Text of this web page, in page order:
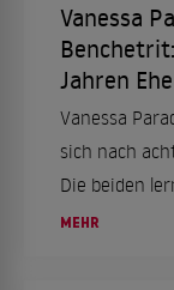
Vanessa
Jahren Ehe
Vanessa
sich nach
Die beiden
heirateten
MEHR